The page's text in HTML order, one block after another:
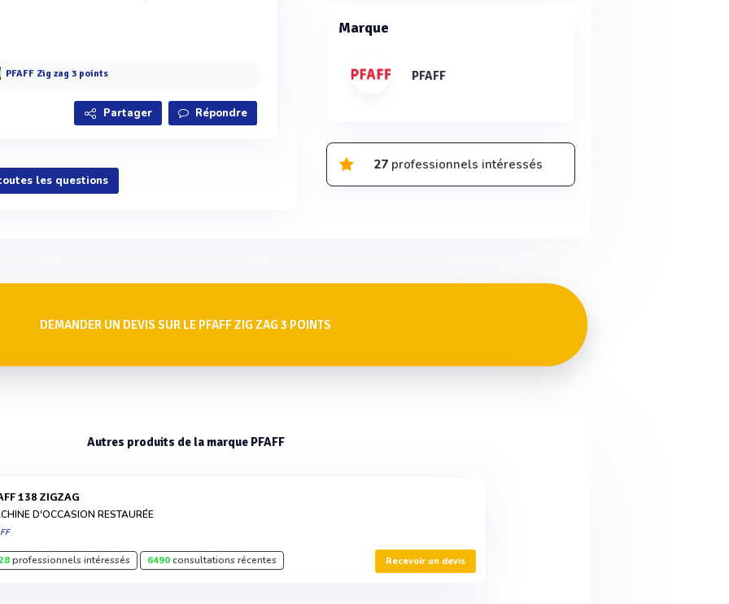
PFAFF Zig zag 3 points
Partager Répondre
les questions
Marque
PFAFF
27 professionnels intéressés
DEMANDER UN DEVIS SUR LE PFAFF ZIG ZAG 3 POINTS
Autres produits de la marque PFAFF
138 ZIGZAG
D'OCCASION RESTAURÉE
professionnels intéressés 6490consultations récentes Recevoir un devis